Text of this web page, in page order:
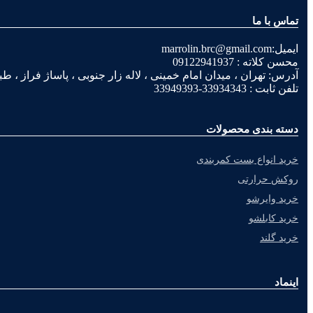
تماس با ما
ایمیل:marrolin.brc@gmail.com
محسن کلاته : 09122941937
آدرس: تهران ، میدان امام خمینی ، لاله زار جنوبی ، پاساژ فراز ، طبقه 2 ،
تلفن ثابت : 33934343-33949393
دسته بندی محصولات
خرید انواع بست کمربندی
روکش حرارتی
خرید وایرشو
خرید کابلشو
خرید گلند
اینماد